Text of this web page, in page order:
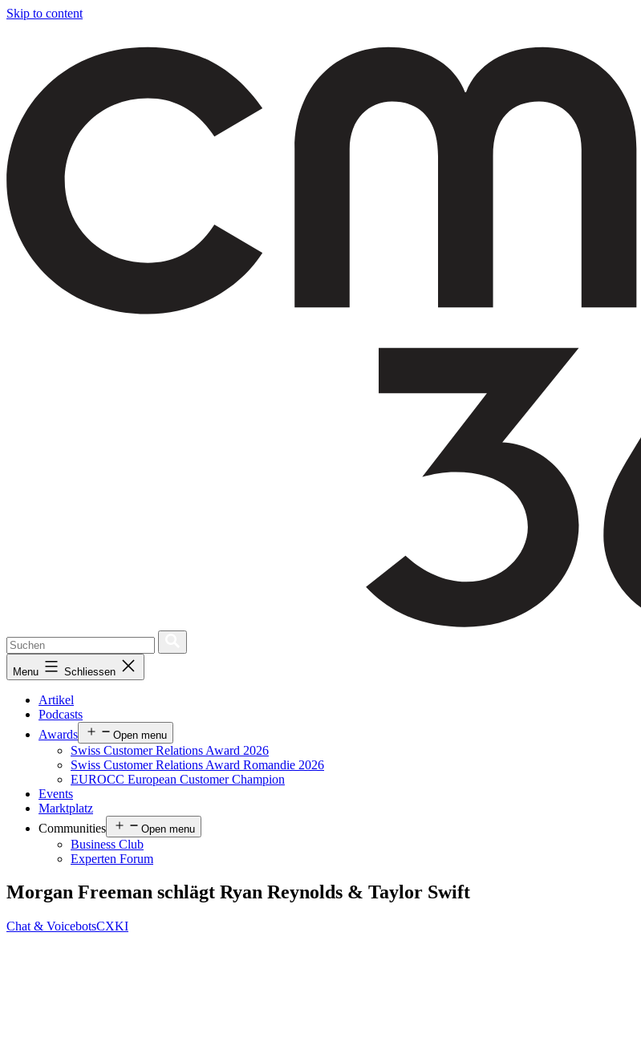
Skip to content
Menu Schliessen
Artikel
Podcasts
Awards
Open menu
Swiss Customer Relations Award 2026
Swiss Customer Relations Award Romandie 2026
EUROCC European Customer Champion
Events
Marktplatz
Communities
Open menu
Business Club
Experten Forum
Morgan Freeman schlägt Ryan Reynolds & Taylor Swift
Chat & VoicebotsCXKI